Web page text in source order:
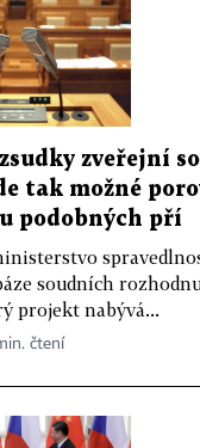
zveřejní
tak možné
podobných pří
soudních
projekt nabývá...
čtení